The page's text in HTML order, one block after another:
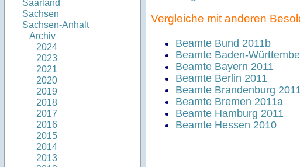
Saarland
Sachsen
Sachsen-Anhalt
Archiv
2024
2023
2021
2020
2019
2018
2017
2016
2015
2014
2013
Vergleiche mit anderen
Beamte Bund 2011b
Beamte Baden-
Beamte Bayern 2011
Beamte Berlin 2011
Beamte Brandenburg 2011
Beamte Bremen 2011a
Beamte Hamburg 2011
Beamte Hessen 2010